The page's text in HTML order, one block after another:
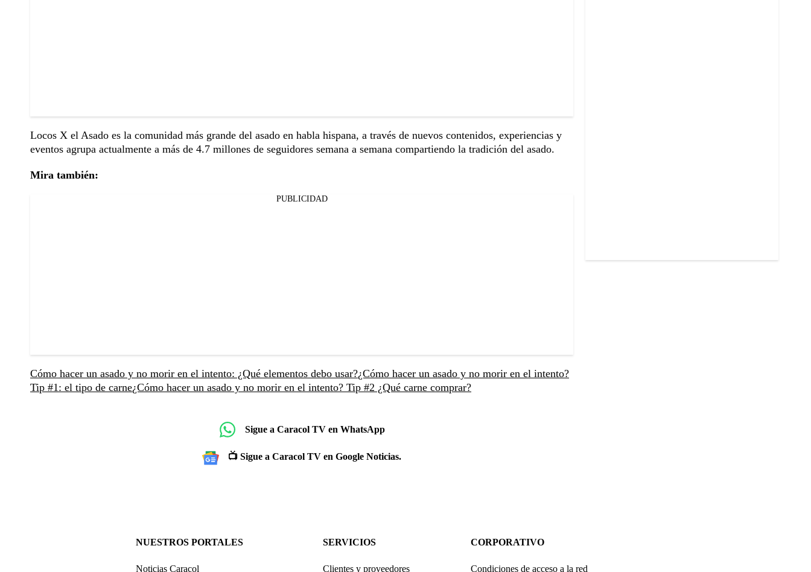
Locos X el Asado es la comunidad más grande del asado en habla hispana, a través de nuevos contenidos, experiencias y
eventos agrupa actualmente a más de 4.7 millones de seguidores semana a semana compartiendo la tradición del asado.
Mira también:
PUBLICIDAD
Cómo hacer un asado y no morir en el intento: ¿Qué elementos debo usar?¿Cómo hacer un asado y no morir en el intento?
Tip #1: el tipo de carne¿Cómo hacer un asado y no morir en el intento? Tip #2 ¿Qué carne comprar?
Sigue a Caracol TV en WhatsApp
📺 Sigue a Caracol TV en Google Noticias.
NUESTROS PORTALES
Noticias Caracol
SERVICIOS
Clientes y proveedores
CORPORATIVO
Condiciones de acceso a la red